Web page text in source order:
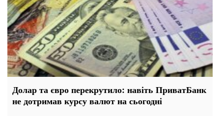
Долар та євро перекрутило: навіть ПриватБанк
не дотримав курсу валют на сьогодні